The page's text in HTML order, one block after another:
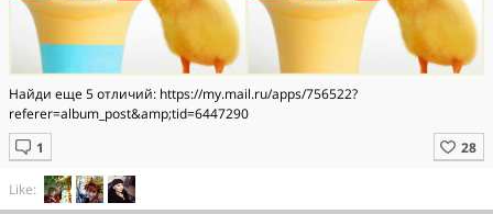
Найди еще 5 отличий: https://my.mail.ru/apps/756522?
referer=album_post&amp;tid=6447290
Like: